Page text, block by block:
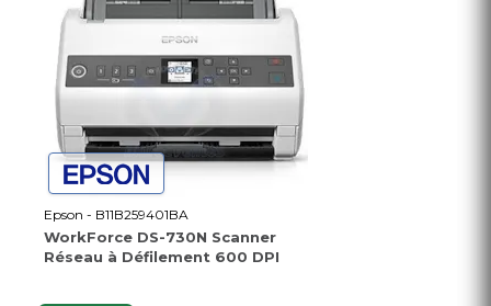
Epson - B11B259401BA
WorkForce DS-730N Scanner
Réseau à Défilement 600 DPI